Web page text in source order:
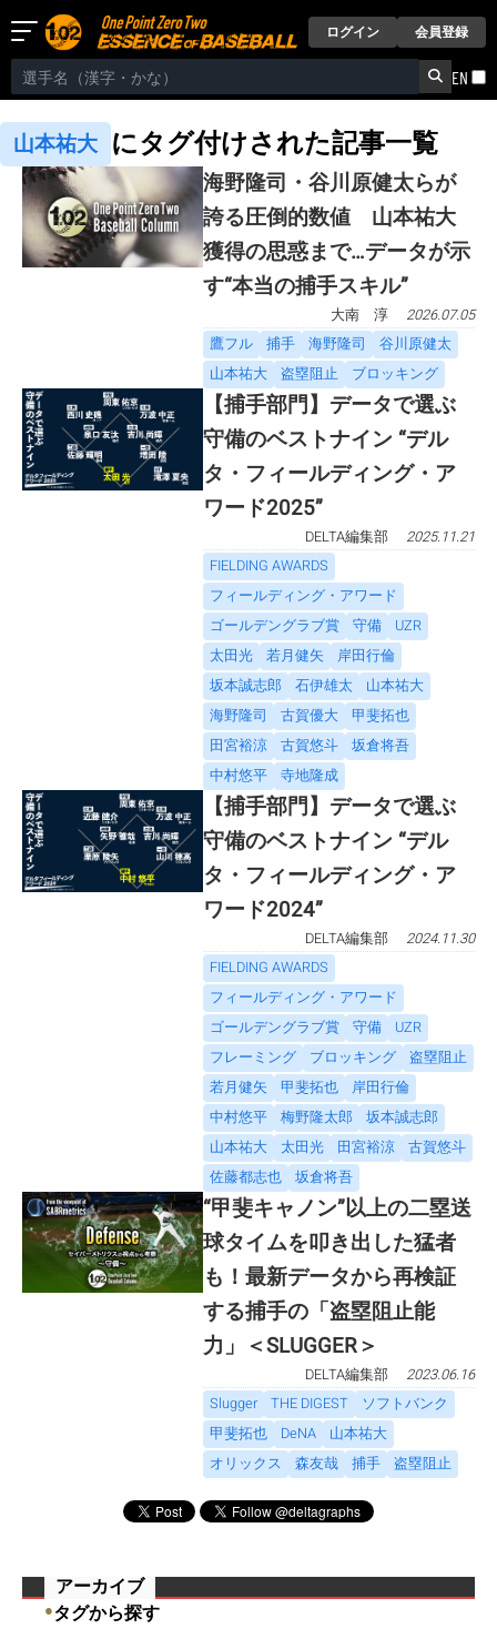
ログイン 会員登録
EN
山本祐大 にタグ付けされた記事一覧
海野隆司・谷川原健太らが
誇る圧倒的数値 山本祐大
獲得の思惑まで…データが示
す“本当の捕手スキル”
大南 淳
2026.07.05
鷹フル
捕手 海野隆司
谷川原健太
山本祐大
盗塁阻止 ブロッキング
【捕手部門】データで選ぶ
守備のベストナイン “デル
タ・フィールディング・ア
ワード2025”
DELTA編集部
2025.11.21
FIELDING AWARDS
フィールディング・アワード
ゴールデングラブ賞
守備
UZR
太田光
若月健矢
岸田行倫
坂本誠志郎
石伊雄太
山本祐大
海野隆司
古賀優大
甲斐拓也
田宮裕涼
古賀悠斗
坂倉将吾
中村悠平
寺地隆成
【捕手部門】データで選ぶ
守備のベストナイン “デル
タ・フィールディング・ア
ワード2024”
DELTA編集部
2024.11.30
FIELDING AWARDS
フィールディング・アワード
ゴールデングラブ賞
守備
UZR
フレーミング
ブロッキング
盗塁阻止
若月健矢
甲斐拓也
岸田行倫
中村悠平
梅野隆太郎
坂本誠志郎
山本祐大
太田光 田宮裕涼
古賀悠斗
佐藤都志也
坂倉将吾
“甲斐キャノン”以上の二塁送
球タイムを叩き出した猛者
も！最新データから再検証
する捕手の「盗塁阻止能
力」＜SLUGGER＞
DELTA編集部
2023.06.16
Slugger
THE DIGEST
ソフトバンク
甲斐拓也
DeNA
山本祐大
オリックス
森友哉 捕手 盗塁阻止
アーカイブ
●タグから探す